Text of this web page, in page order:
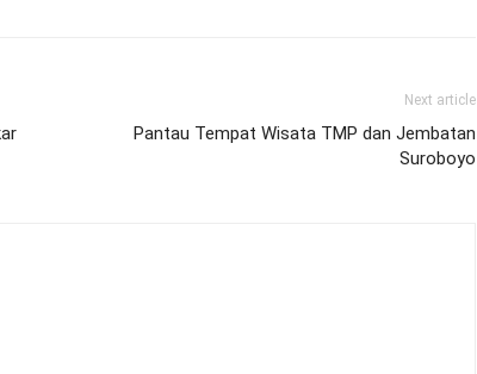
Next article
Pantau Tempat Wisata TMP dan Jembatan
Suroboyo